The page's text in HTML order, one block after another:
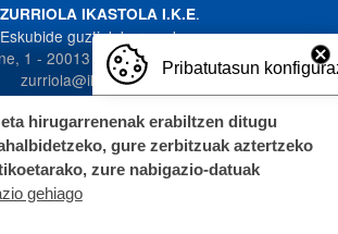
IKASTOLA I.K.E.
Eskubide guztiak bere esku
1 - 20013 Donostia. 943 272 587
zurriola@ikastola.eusPribatutasun
hirugarrenenak erabiltzen ditugu
gure zerbitzuak aztertzeko
zure nabigazio-datuak
gehiago